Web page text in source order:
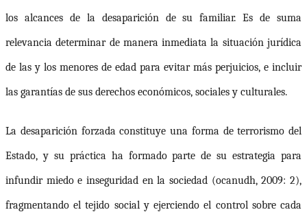
los alcances de la desaparición de su familiar. Es de suma
relevancia determinar de manera inmediata la situación jurídica
de las y los menores de edad para evitar más perjuicios, e incluir
las garantías de sus derechos económicos, sociales y culturales.
La desaparición forzada constituye una forma de terrorismo del
Estado, y su práctica ha formado parte de su estrategia para
infundir miedo e inseguridad en la sociedad (ocanudh, 2009: 2),
fragmentando el tejido social y ejerciendo el control sobre cada